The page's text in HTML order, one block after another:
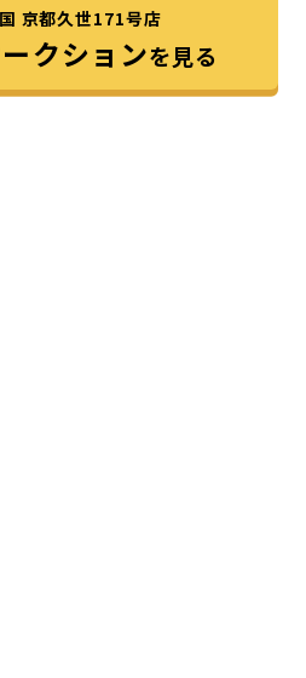
京都久世171号店
クションを見る